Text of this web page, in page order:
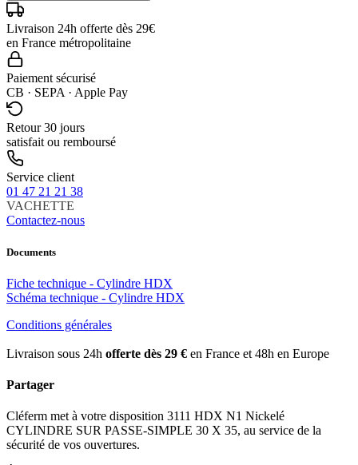
Livraison 24h offerte dès 29€
en France métropolitaine
Paiement sécurisé
CB · SEPA · Apple Pay
Retour 30 jours
satisfait ou remboursé
Service client
01 47 21 21 38
VACHETTE
Contactez-nous
Documents
Fiche technique - Cylindre HDX
Schéma technique - Cylindre HDX
Conditions générales
Livraison sous 24h offerte dès 29 € en France et 48h en Europe
Partager
Cléferm met à votre disposition 3111 HDX N1 Nickelé
CYLINDRE SUR PASSE-SIMPLE 30 X 35, au service de la
sécurité de vos ouvertures.